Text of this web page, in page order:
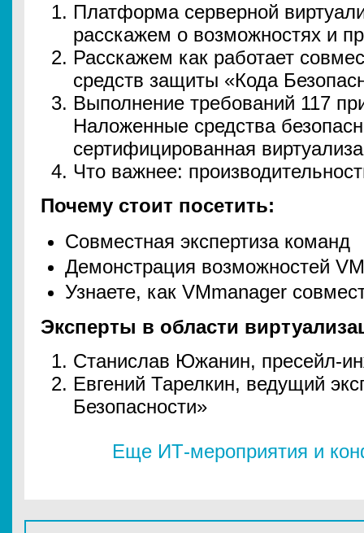
Платформа серверной
расскажем о возможностях и
Расскажем как работает
средств защиты «Кода
Выполнение требований 117
Наложенные средства
сертифицированная
Что важнее:
Почему стоит посетить:
Совместная экспертиза команд
Демонстрация возможностей
Узнаете, как VMmanager
Эксперты в области
Станислав Южанин, пресейл-
Евгений Тарелкин, ведущий
Безопасности»
Еще ИТ-мероприятия и